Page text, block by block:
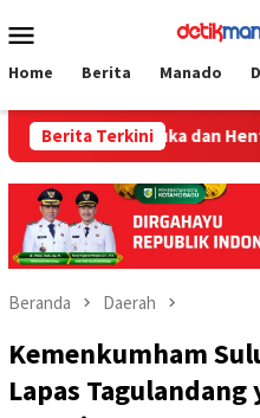
ke
Mobile
Home Berita Manado
Berita Terkini
Duka dan Hentikan
Beranda Daerah
Kemenkumham
Lapas